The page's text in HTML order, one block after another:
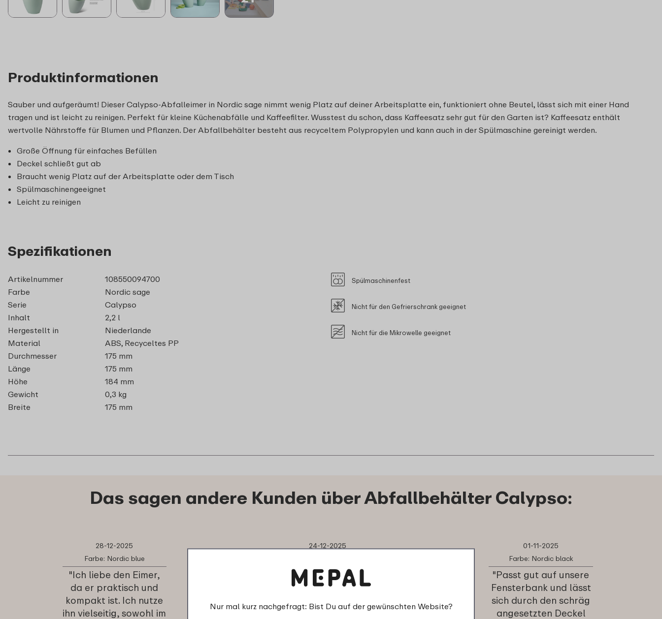
Produktinformationen
Sauber und aufgeräumt! Dieser Calypso-Abfalleimer in Nordic sage nimmt wenig Platz auf deiner Arbeitsplatte ein, funktioniert ohne Beutel, lässt sich mit einer Hand
tragen und ist leicht zu reinigen. Perfekt für kleine Küchenabfälle und Kaffeefilter. Wusstest du schon, dass Kaffeesatz sehr gut für den Garten ist? Kaffeesatz enthält
wertvolle Nährstoffe für Blumen und Pflanzen. Der Abfallbehälter besteht aus recyceltem Polypropylen und kann auch in der Spülmaschine gereinigt werden.
Große Öffnung für einfaches Befüllen
Deckel schließt gut ab
Braucht wenig Platz auf der Arbeitsplatte oder dem Tisch
Spülmaschinengeeignet
Leicht zu reinigen
Spezifikationen
Artikelnummer
108550094700
Farbe
Nordic sage
Serie
Calypso
Inhalt
2,2 l
Hergestellt in
Niederlande
Material
ABS, Recyceltes PP
Durchmesser
175 mm
Länge
175 mm
Höhe
184 mm
Gewicht
0,3 kg
Breite
175 mm
Spülmaschinenfest
Nicht für den Gefrierschrank geeignet
Nicht für die Mikrowelle geeignet
Das sagen andere Kunden über Abfallbehälter Calypso:
28-12-2025
Farbe: Nordic blue
"Ich liebe den Eimer,
da er praktisch und
kompakt ist. Ich nutze
ihn vielseitig, sowohl im
24-12-2025
"Bitte Text nur mi A.L.
Berlin unterschreiben"
★★★★★
★★★★★
01-11-2025
Farbe: Nordic black
"Passt gut auf unsere
Fensterbank und lässt
sich durch den schräg
angesetzten Deckel
Nur mal kurz nachgefragt: Bist Du auf der gewünschten Website?